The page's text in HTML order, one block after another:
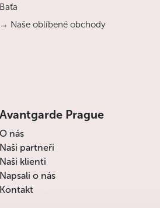
Baťa
→ Naše oblíbené obchody
Avantgarde Prague
O nás
Naši partneři
Naši klienti
Napsali o nás
Kontakt